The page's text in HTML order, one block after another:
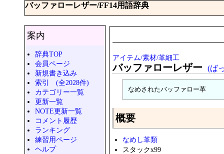
バッファローレザー/FF14用語辞典
案内
辞典TOP
会員ページ
新規書き込み
索引 (全2028件)
カテゴリー一覧
更新一覧
NOTE更新一覧
コメント履歴
ランキング
練習用ページ
ヘルプ
アイテム/素材/革細工
バッファローレザー (ば
なめされたバッファロー革
概要
なめし革類
スタックx99